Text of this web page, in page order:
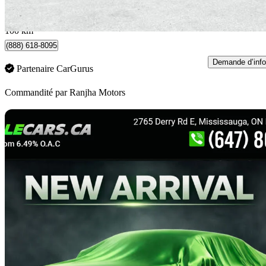
509 $/mois env.
Oakville, ON
100 km
(888) 618-8095
Partenaire CarGurus
Demande d’info
Commandité parRanjha Motors